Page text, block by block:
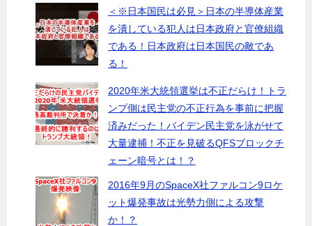
＜※日本国民は必見＞日本の半導体産業
を潰している犯人は日本政府と官僚組織
である！日本政府は日本国民の敵であ
る！
2020年米大統領選挙は不正だらけ！トラ
ンプ側は民主党の不正行為を事前に把握
済みだった！バイデン民主党を泳がせて
大量逮捕！不正を見破るQFSブロックチ
ェーン暗号とは！？
2016年9月のSpaceX社ファルコン9ロケ
ット爆発事故は光勢力側による攻撃
か！？